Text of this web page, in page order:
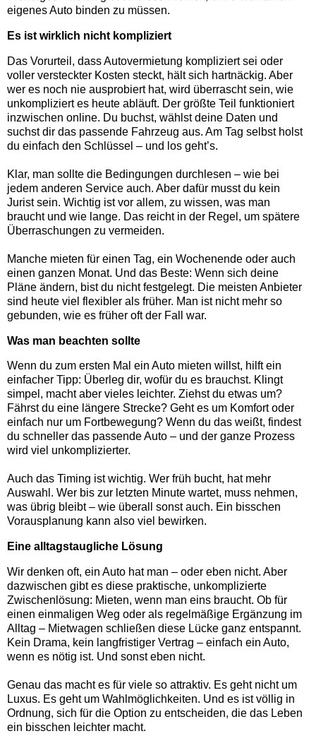
eigenes Auto binden zu müssen.
Es ist wirklich nicht kompliziert
Das Vorurteil, dass Autovermietung kompliziert sei oder
voller versteckter Kosten steckt, hält sich hartnäckig. Aber
wer es noch nie ausprobiert hat, wird überrascht sein, wie
unkompliziert es heute abläuft. Der größte Teil funktioniert
inzwischen online. Du buchst, wählst deine Daten und
suchst dir das passende Fahrzeug aus. Am Tag selbst holst
du einfach den Schlüssel – und los geht’s.
Klar, man sollte die Bedingungen durchlesen – wie bei
jedem anderen Service auch. Aber dafür musst du kein
Jurist sein. Wichtig ist vor allem, zu wissen, was man
braucht und wie lange. Das reicht in der Regel, um spätere
Überraschungen zu vermeiden.
Manche mieten für einen Tag, ein Wochenende oder auch
einen ganzen Monat. Und das Beste: Wenn sich deine
Pläne ändern, bist du nicht festgelegt. Die meisten Anbieter
sind heute viel flexibler als früher. Man ist nicht mehr so
gebunden, wie es früher oft der Fall war.
Was man beachten sollte
Wenn du zum ersten Mal ein Auto mieten willst, hilft ein
einfacher Tipp: Überleg dir, wofür du es brauchst. Klingt
simpel, macht aber vieles leichter. Ziehst du etwas um?
Fährst du eine längere Strecke? Geht es um Komfort oder
einfach nur um Fortbewegung? Wenn du das weißt, findest
du schneller das passende Auto – und der ganze Prozess
wird viel unkomplizierter.
Auch das Timing ist wichtig. Wer früh bucht, hat mehr
Auswahl. Wer bis zur letzten Minute wartet, muss nehmen,
was übrig bleibt – wie überall sonst auch. Ein bisschen
Vorausplanung kann also viel bewirken.
Eine alltagstaugliche Lösung
Wir denken oft, ein Auto hat man – oder eben nicht. Aber
dazwischen gibt es diese praktische, unkomplizierte
Zwischenlösung: Mieten, wenn man eins braucht. Ob für
einen einmaligen Weg oder als regelmäßige Ergänzung im
Alltag – Mietwagen schließen diese Lücke ganz entspannt.
Kein Drama, kein langfristiger Vertrag – einfach ein Auto,
wenn es nötig ist. Und sonst eben nicht.
Genau das macht es für viele so attraktiv. Es geht nicht um
Luxus. Es geht um Wahlmöglichkeiten. Und es ist völlig in
Ordnung, sich für die Option zu entscheiden, die das Leben
ein bisschen leichter macht.